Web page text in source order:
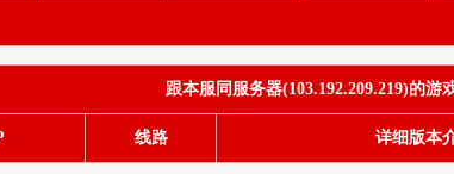
跟本服同服务器(103.192.209.219)的游
线路 详细版本